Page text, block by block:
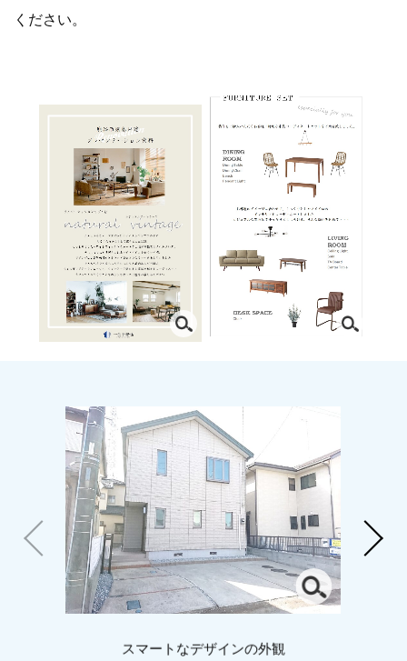
ください。
スマートなデザインの外観